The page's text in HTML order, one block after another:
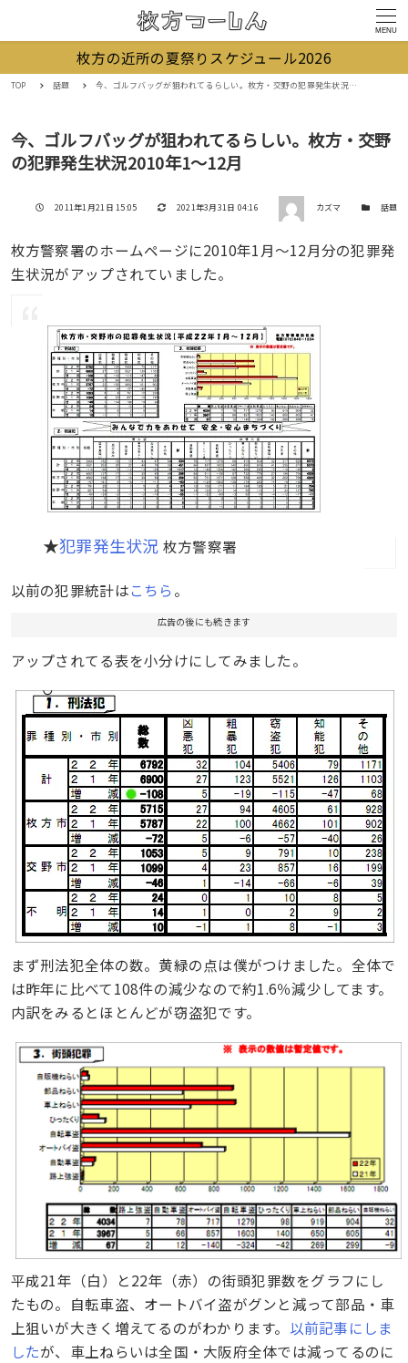
MENU
枚方の近所の夏祭りスケジュール2026
TOP 話題 今、ゴルフバッグが狙われてるらしい。枚方・交野の犯罪発生状況2010年1～12月
今、ゴルフバッグが狙われてるらしい。枚方・交野
の犯罪発生状況2010年1～12月
投稿日
2011年1月21日 15:05 更新日
2021年3月31日 04:16 著者 カズマ カテゴリー
話題
枚方警察署のホームページに2010年1月～12月分の犯罪発
生状況がアップされていました。
★犯罪発生状況 枚方警察署
以前の犯罪統計はこちら 。
広告の後にも続きます
アップされてる表を小分けにしてみました。
まず刑法犯全体の数。黄緑の点は僕がつけました。全体で
は昨年に比べて108件の減少なので約1.6％減少してます。
内訳をみるとほとんどが窃盗犯です。
平成21年（白）と22年（赤）の街頭犯罪数をグラフにし
たもの。自転車盗、オートバイ盗がグンと減って部品・車
上狙いが大きく増えてるのがわかります。 以前記事にしま
したが、車上ねらいは全国・大阪府全体では減ってるのに